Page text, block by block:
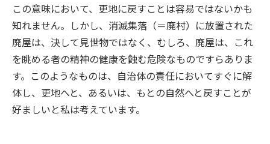
この意味において、更地に戻すことは容易ではないかも
知れません。しかし、消滅集落（＝廃村）に放置された
廃屋は、決して見世物ではなく、むしろ、廃屋は、これ
を眺める者の精神の健康を蝕む危険なものですらありま
す。このようなものは、自治体の責任においてすぐに解
体し、更地へと、あるいは、もとの自然へと戻すことが
好ましいと私は考えています。